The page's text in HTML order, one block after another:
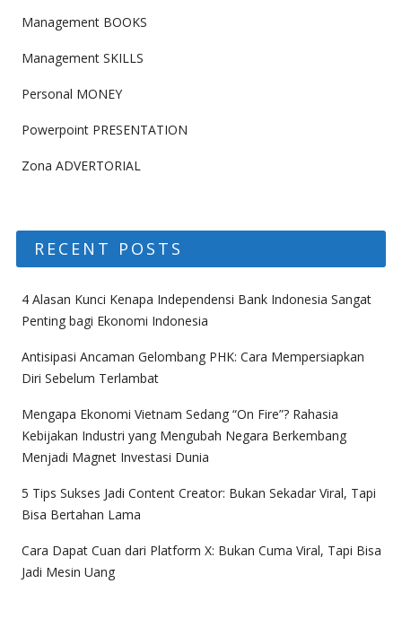
Management BOOKS
Management SKILLS
Personal MONEY
Powerpoint PRESENTATION
Zona ADVERTORIAL
RECENT POSTS
4 Alasan Kunci Kenapa Independensi Bank Indonesia Sangat
Penting bagi Ekonomi Indonesia
Antisipasi Ancaman Gelombang PHK: Cara Mempersiapkan
Diri Sebelum Terlambat
Mengapa Ekonomi Vietnam Sedang “On Fire”? Rahasia
Kebijakan Industri yang Mengubah Negara Berkembang
Menjadi Magnet Investasi Dunia
5 Tips Sukses Jadi Content Creator: Bukan Sekadar Viral, Tapi
Bisa Bertahan Lama
Cara Dapat Cuan dari Platform X: Bukan Cuma Viral, Tapi Bisa
Jadi Mesin Uang